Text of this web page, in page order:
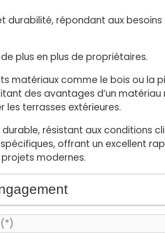
répondant aux besoins
plus en plus de propriétaires.
matériaux comme le bois ou la
des avantages d’un matériau
terrasses extérieures.
résistant aux conditions
offrant un excellent
modernes.